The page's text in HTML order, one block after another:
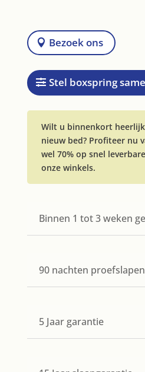
€
Bezoek ons
Stel boxspring
Wilt u binnenkort
nieuw bed? Profiteer nu
wel 70% op snel
onze winkels.
Binnen 1 tot 3 weken
90 nachten proefslapen
5 Jaar garantie